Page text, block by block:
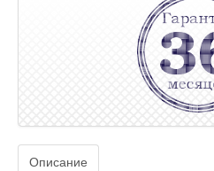
Описание